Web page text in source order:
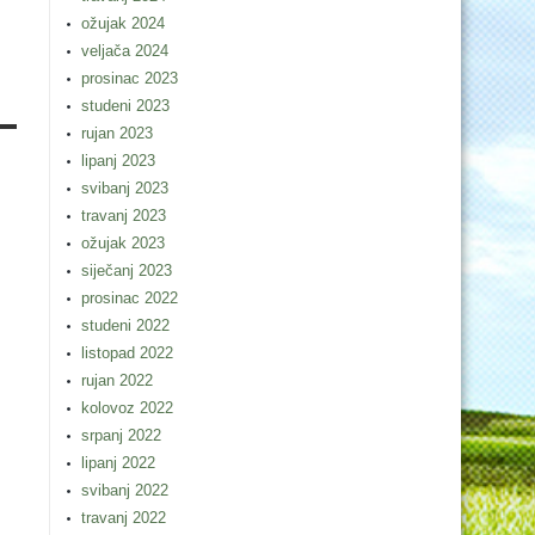
ožujak 2024
veljača 2024
prosinac 2023
studeni 2023
rujan 2023
lipanj 2023
svibanj 2023
travanj 2023
ožujak 2023
siječanj 2023
prosinac 2022
studeni 2022
listopad 2022
rujan 2022
kolovoz 2022
srpanj 2022
lipanj 2022
svibanj 2022
travanj 2022